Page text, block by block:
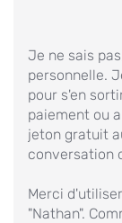
Je ne sais
personnelle.
pour s'en
paiement ou
jeton gratuit
conversation
Merci
"Nathan".